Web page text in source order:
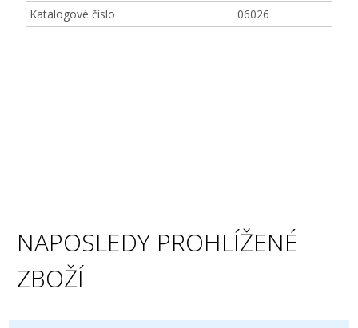
Katalogové číslo
06026
NAPOSLEDY PROHLÍŽENÉ
ZBOŽÍ